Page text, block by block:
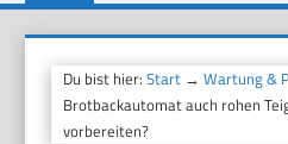
Du bist hier:Start →Wartung &
Brotbackautomat auch rohen
vorbereiten?